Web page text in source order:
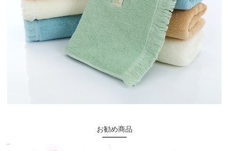
お勧め商品